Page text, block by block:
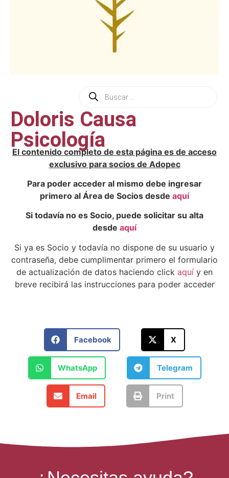
Doloris Causa
Psicología
El contenido completo de esta página es de acceso
exclusivo para socios de Adopec
Para poder acceder al mismo debe ingresar
primero al Área de Socios desde aquí
Si todavía no es Socio, puede solicitar su alta
desde aquí
Si ya es Socio y todavía no dispone de su usuario y
contraseña, debe cumplimentar primero el formulario
de actualización de datos haciendo click aquí y en
breve recibirá las instrucciones para poder acceder
Facebook X
WhatsApp Telegram
Email Print